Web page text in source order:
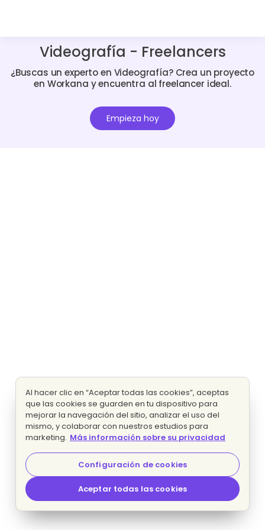
Videografía - Freelancers
¿Buscas un experto en Videografía? Crea un proyecto
en Workana y encuentra al freelancer ideal.
Empieza hoy
Al hacer clic en “Aceptar todas las cookies”, aceptas
que las cookies se guarden en tu dispositivo para
mejorar la navegación del sitio, analizar el uso del
mismo, y colaborar con nuestros estudios para
marketing. Más información sobre su privacidad
Configuración de cookies
Aceptar todas las cookies